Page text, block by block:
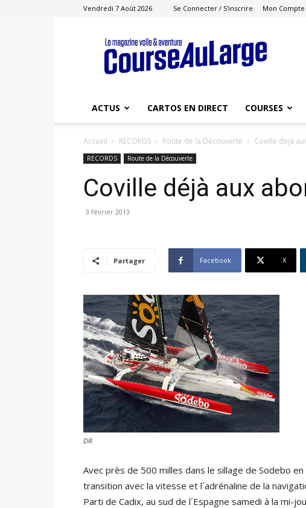
Vendredi 7 Août 2026 Se Connecter / S'inscrire Mon Compte
Course
au
Large
ACTUS CARTOS EN DIRECT COURSES
Accueil RECORDS Route de la Découverte Coville déjà
RECORDS Route de la Découverte
Coville déjà aux
3 février 2013
Partager Facebook X
DR
Avec près de 500 milles dans le sillage de Sodebo
transition avec la vitesse et l´adrénaline de la
Parti de Cadix, au sud de l´Espagne samedi à la mi-